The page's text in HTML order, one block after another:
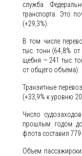
служба
транспорта. Это
(+29,3%).
В том числе
тыс. тонн (64,8%
щебня — 241 тыс.
от общего объёма).
Транзитные
(+33,9% к уровню
Число
прошлым годом до
флота составил
Объем